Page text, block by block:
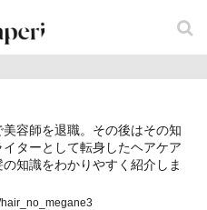
容師を退職。その後はその知
ターとして転身したヘアケア
知識をわかりやすく紹介しま
hair_no_megane3